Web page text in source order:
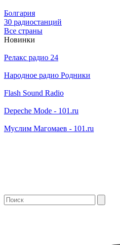
Болгария
30 радиостанций
Все страны
Новинки
Релакс радио 24
Народное радио Родники
Flash Sound Radio
Depeche Mode - 101.ru
Муслим Магомаев - 101.ru